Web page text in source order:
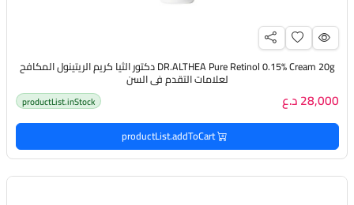
DR.ALTHEA Pure Retinol 0.15% Cream 20g دكتور الثيا كريم الريتينول المكافح
لعلامات التقدم في السن
28,000 د.ع productList.inStock
productList.addToCart